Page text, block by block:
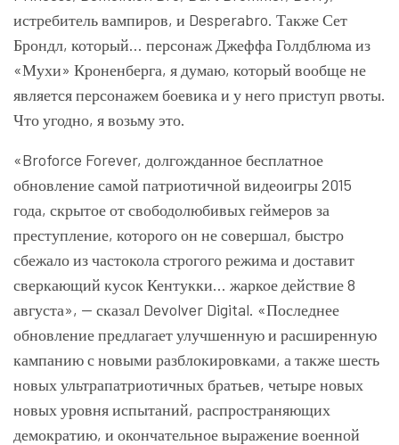
истребитель вампиров, и Desperabro. Также Сет
Брондл, который… персонаж Джеффа Голдблюма из
«Мухи» Кроненберга, я думаю, который вообще не
является персонажем боевика и у него приступ рвоты.
Что угодно, я возьму это.
«Broforce Forever, долгожданное бесплатное
обновление самой патриотичной видеоигры 2015
года, скрытое от свободолюбивых геймеров за
преступление, которого он не совершал, быстро
сбежало из частокола строгого режима и доставит
сверкающий кусок Кентукки… жаркое действие 8
августа», — сказал Devolver Digital. «Последнее
обновление предлагает улучшенную и расширенную
кампанию с новыми разблокировками, а также шесть
новых ультрапатриотичных братьев, четыре новых
новых уровня испытаний, распространяющих
демократию, и окончательное выражение военной